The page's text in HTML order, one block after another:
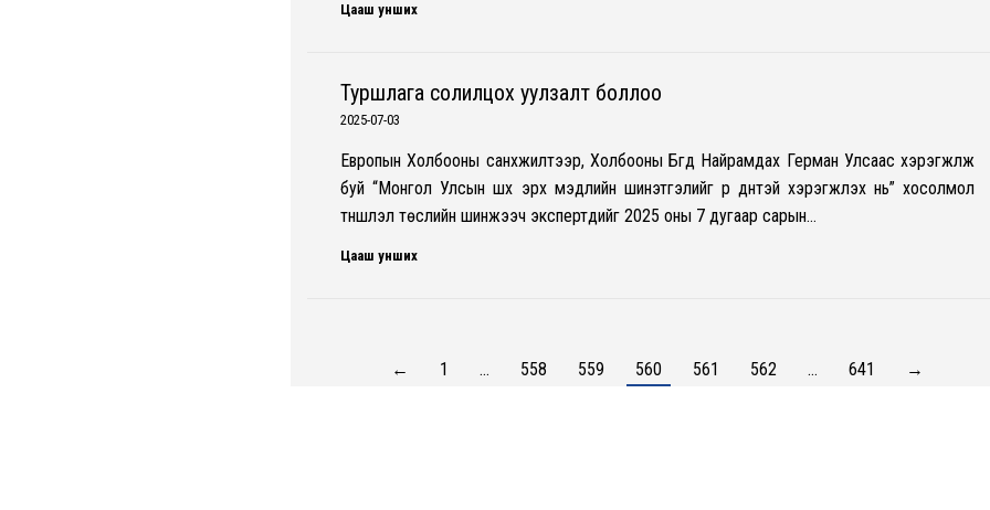
Цааш унших
Туршлага солилцох уулзалт боллоо
2025-07-03
Европын Холбооны санхүүжилтээр, Холбооны Бүгд Найрамдах Герман Улсаас хэрэгжүүлж
буй “Монгол Улсын шүүх эрх мэдлийн шинэтгэлийг үр дүнтэй хэрэгжүүлэх нь” хосолмол
түншлэл төслийн шинжээч экспертүүдийг 2025 оны 7 дугаар сарын…
Цааш унших
← 1 … 558 559 560 561 562 … 641 →